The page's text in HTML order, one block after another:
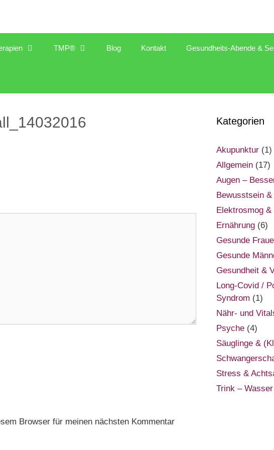
TMP® Blog Kontakt Gesundheits-Abende &
Browser für meinen nächsten Kommentar
Kategorien
Akupunktur (1)
Allgemein (17)
Augen –
Bewusstsein
Elektrosmog &
Ernährung (6)
Gesunde
Gesunde
Gesundheit &
Long-Covid /
Syndrom (1)
Nähr- und
Psyche (4)
Säuglinge &
Stress &
Trink – Wasser